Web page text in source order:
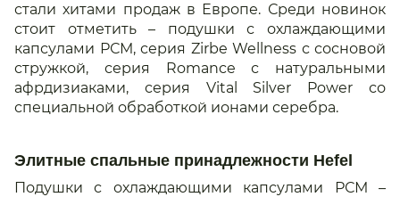
стали хитами продаж в Европе. Среди новинок
стоит отметить – подушки с охлаждающими
капсулами РСМ, серия Zirbe Wellness с сосновой
стружкой, серия Romance с натуральными
афрдизиаками, серия Vital Silver Power со
специальной обработкой ионами серебра.
Элитные спальные принадлежности Hefel
Подушки с охлаждающими капсулами РСМ –